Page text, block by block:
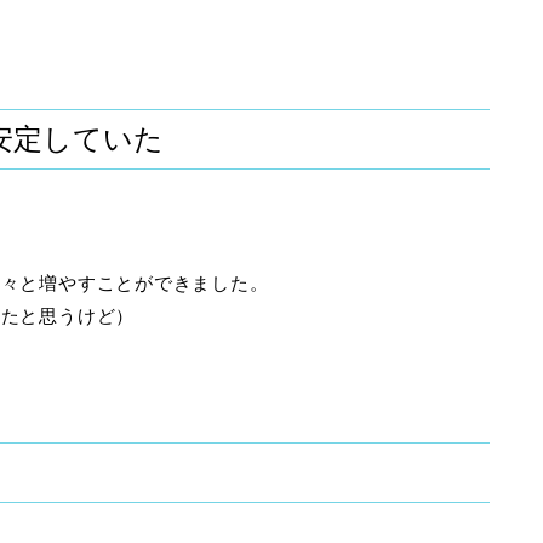
定していた
と増やすことができました。
と思うけど）